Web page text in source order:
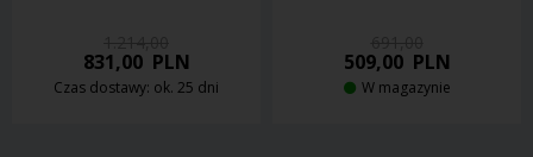
831,00PLN
Czas dostawy: ok. 25 dni
509,00PLN
W magazynie